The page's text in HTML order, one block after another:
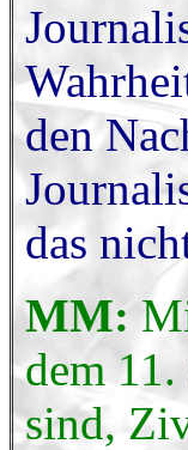
den
das
MM:
dem
sind,